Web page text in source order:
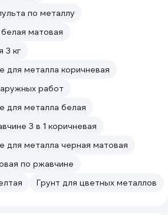
по металлу
матовая
3 кг
для металла коричневая
работ
для металла белая
3 в 1 коричневая
для металла черная матовая
по ржавчине
Грунт для цветных металлов